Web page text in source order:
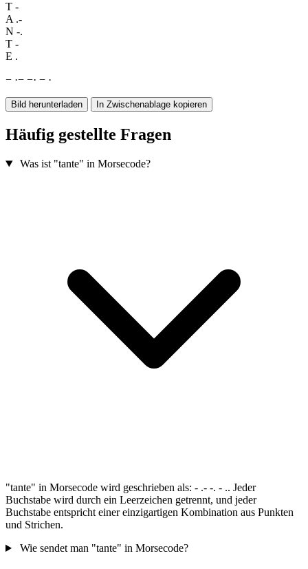
T -
A .-
N -.
T -
E .
− ·− −· − ·
Bild herunterladen In Zwischenablage kopieren
Häufig gestellte Fragen
Was ist "tante" in Morsecode?
"tante" in Morsecode wird geschrieben als: - .- -. - .. Jeder
Buchstabe wird durch ein Leerzeichen getrennt, und jeder
Buchstabe entspricht einer einzigartigen Kombination aus Punkten
und Strichen.
Wie sendet man "tante" in Morsecode?